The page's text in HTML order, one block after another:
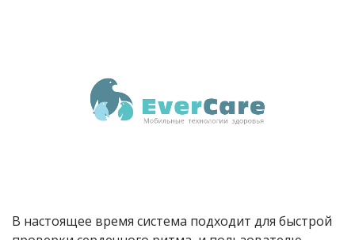
В настоящее время система подходит для быстрой